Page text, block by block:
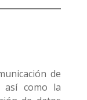
de
así como la